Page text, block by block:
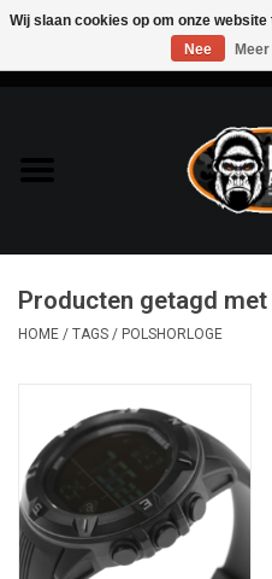
Bags & Packs
Bescherming
Messen & Multitools
Schoenen
Producten getagd
HOME / TAGS / POLSHORLOGE
Wij slaan cookies op om onze
Nee